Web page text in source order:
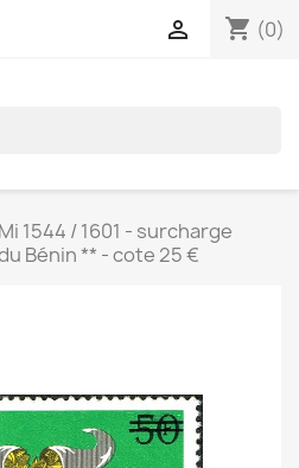
shopping_cart (0)

1544 / 1601 - surcharge
Bénin ** - cote 25 €